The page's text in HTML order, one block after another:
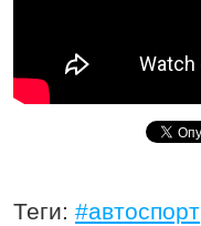
Теги: #автоспорт